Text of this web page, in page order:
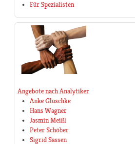
Für Spezialisten
Angebote nach Analytiker
Anke Gluschke
Hans Wagner
Jasmin Meißl
Peter Schöber
Sigrid Sassen